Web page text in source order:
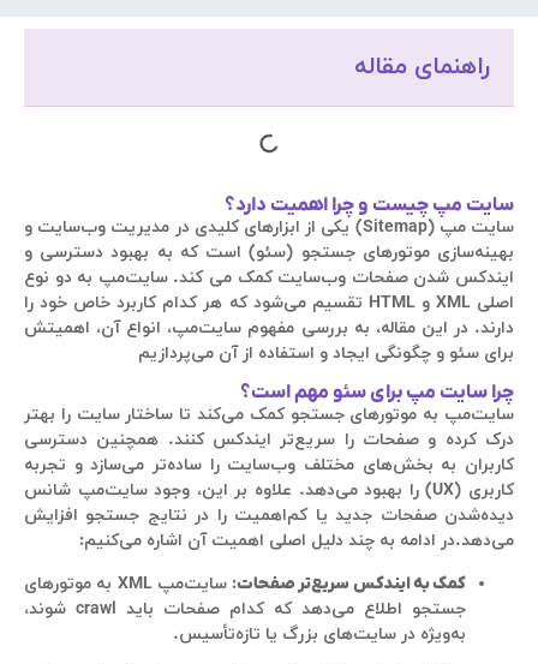
راهنمای مقاله
سایت مپ چیست و چرا اهمیت دارد؟
سایت مپ (Sitemap) یکی از ابزارهای کلیدی در مدیریت وب‌سایت و
بهینه‌سازی موتورهای جستجو (سئو) است که به بهبود دسترسی و
ایندکس شدن صفحات وب‌سایت کمک می کند. سایت‌مپ به دو نوع
اصلی XML و HTML تقسیم می‌شود که هر کدام کاربرد خاص خود را
دارند. در این مقاله، به بررسی مفهوم سایت‌مپ، انواع آن، اهمیتش
برای سئو و چگونگی ایجاد و استفاده از آن می‌پردازیم
چرا سایت مپ برای سئو مهم است؟
سایت‌مپ به موتورهای جستجو کمک می‌کند تا ساختار سایت را بهتر
درک کرده و صفحات را سریع‌تر ایندکس کنند. همچنین دسترسی
کاربران به بخش‌های مختلف وب‌سایت را ساده‌تر می‌سازد و تجربه
کاربری (UX) را بهبود می‌دهد. علاوه بر این، وجود سایت‌مپ شانس
دیده‌شدن صفحات جدید یا کم‌اهمیت را در نتایج جستجو افزایش
می‌دهد.در ادامه به چند دلیل اصلی اهمیت آن اشاره می‌کنیم:
کمک به ایندکس سریع‌تر صفحات
: سایت‌مپ XML به موتورهای
جستجو اطلاع می‌دهد که کدام صفحات باید crawl شوند،
به‌ویژه در سایت‌های بزرگ یا تازه‌تأسیس.